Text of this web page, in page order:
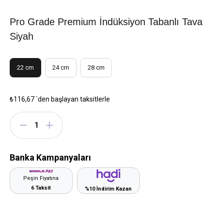
Pro Grade Premium İndüksiyon Tabanlı Tava
Siyah
22 cm 24 cm 28 cm
₺116,67`den başlayan taksitlerle
Banka Kampanyaları
Peşin Fiyatına
6 Taksit
%10 İndirim Kazan